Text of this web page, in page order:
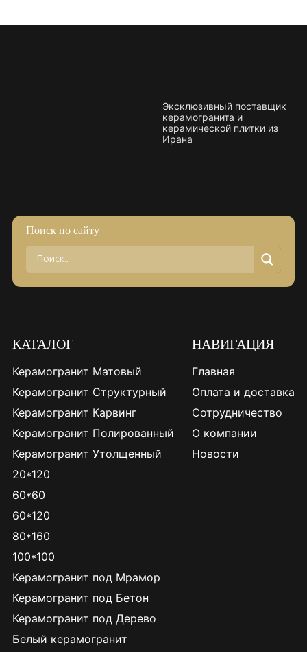
Эксклюзивный поставщик
керамогранита и
керамической плитки из
Ирана
Поиск по сайту
КАТАЛОГ
Керамогранит Матовый
Керамогранит Структурный
Керамогранит Карвинг
Керамогранит Полированный
Керамогранит Утолщенный
20*120
60*60
60*120
80*160
100*100
Керамогранит под Мрамор
Керамогранит под Бетон
Керамогранит под Дерево
Белый керамогранит
НАВИГАЦИЯ
Главная
Оплата и доставка
Сотрудничество
О компании
Новости